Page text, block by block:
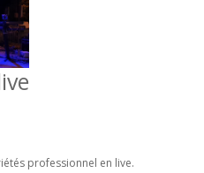
professionnel en live.